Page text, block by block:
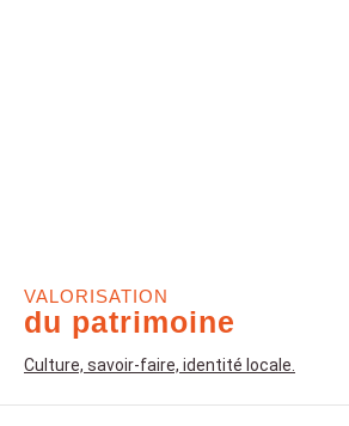
VALORISATION
du patrimoine
Culture, savoir-faire, identité locale.